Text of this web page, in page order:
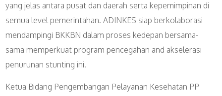
yang jelas antara pusat dan daerah serta kepemimpinan di
semua level pemerintahan. ADINKES siap berkolaborasi
mendampingi BKKBN dalam proses kedepan bersama-
sama memperkuat program pencegahan and akselerasi
penurunan stunting ini.
Ketua Bidang Pengembangan Pelayanan Kesehatan PP